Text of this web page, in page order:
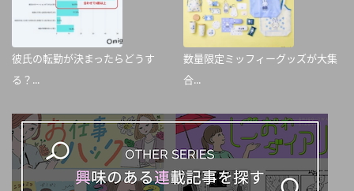
彼氏の転勤が決まったらどうす
る？...
数量限定ミッフィーグッズが大集
合...